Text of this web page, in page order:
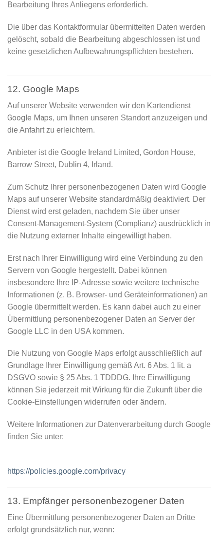
Bearbeitung Ihres Anliegens erforderlich.
Die über das Kontaktformular übermittelten Daten werden
gelöscht, sobald die Bearbeitung abgeschlossen ist und
keine gesetzlichen Aufbewahrungspflichten bestehen.
12. Google Maps
Auf unserer Website verwenden wir den Kartendienst
Google Maps, um Ihnen unseren Standort anzuzeigen und
die Anfahrt zu erleichtern.
Anbieter ist die Google Ireland Limited, Gordon House,
Barrow Street, Dublin 4, Irland.
Zum Schutz Ihrer personenbezogenen Daten wird Google
Maps auf unserer Website standardmäßig deaktiviert. Der
Dienst wird erst geladen, nachdem Sie über unser
Consent-Management-System (Complianz) ausdrücklich in
die Nutzung externer Inhalte eingewilligt haben.
Erst nach Ihrer Einwilligung wird eine Verbindung zu den
Servern von Google hergestellt. Dabei können
insbesondere Ihre IP-Adresse sowie weitere technische
Informationen (z. B. Browser- und Geräteinformationen) an
Google übermittelt werden. Es kann dabei auch zu einer
Übermittlung personenbezogener Daten an Server der
Google LLC in den USA kommen.
Die Nutzung von Google Maps erfolgt ausschließlich auf
Grundlage Ihrer Einwilligung gemäß Art. 6 Abs. 1 lit. a
DSGVO sowie § 25 Abs. 1 TDDDG. Ihre Einwilligung
können Sie jederzeit mit Wirkung für die Zukunft über die
Cookie-Einstellungen widerrufen oder ändern.
Weitere Informationen zur Datenverarbeitung durch Google
finden Sie unter:
https://policies.google.com/privacy
13. Empfänger personenbezogener Daten
Eine Übermittlung personenbezogener Daten an Dritte
erfolgt grundsätzlich nur, wenn: